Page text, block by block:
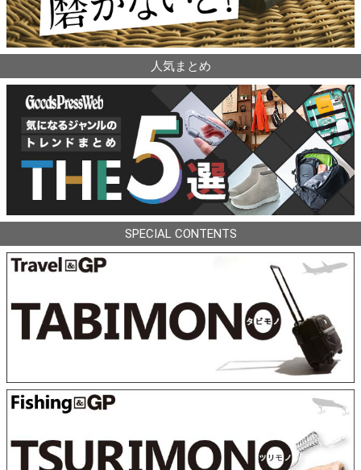
人気まとめ
SPECIAL CONTENTS